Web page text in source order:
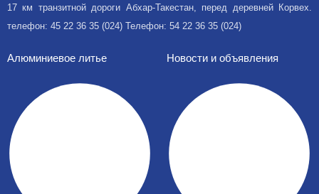
17 км транзитной дороги Абхар-Такестан, перед деревней Корвех.
телефон: 45 22 36 35 (024) Телефон: 54 22 36 35 (024)
Алюминиевое литье Новости и объявления